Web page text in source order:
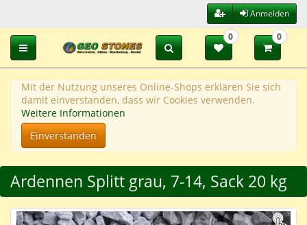
Anmelden
Toggle navigation
0 0
Mit der Nutzung unseres Online-Shops erklären Sie sich
damit einverstanden, dass wir Cookies verwenden.
Weitere Informationen
Einverstanden
Ardennen Splitt grau, 7-14, Sack 20 kg